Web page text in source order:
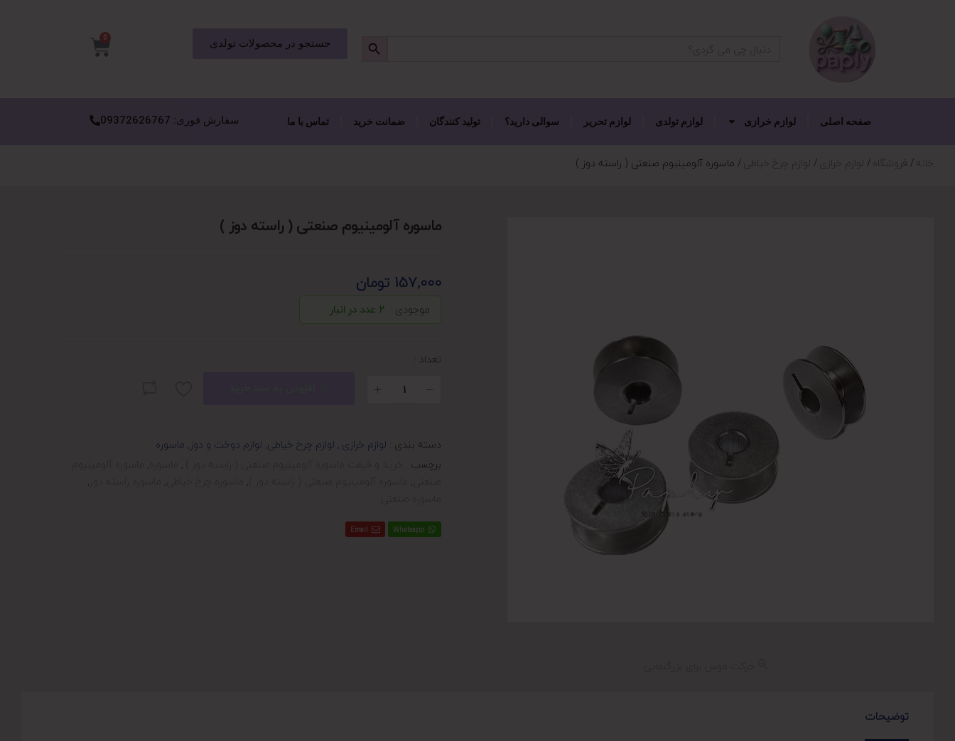
جستجو در محصولات تولدی 0
صفحه اصلی لوازم خرازی لوازم تولدی لوازم تحریر سوالی دارید؟ تولید کنندگان ضمانت خرید تماس با ما سفارش فوری: 09372626767
خانه فروشگاه لوازم خرازی لوازم چرخ خیاطی ماسوره آلومینیوم صنعتی ( راسته دوز )
ماسوره آلومینیوم صنعتی ( راسته دوز )
157,000 تومان
موجودی : 2 عدد در انبار
تعداد :
دسته بندی : لوازم خرازی , لوازم چرخ خیاطی, لوازم دوخت و دوز, ماسوره
برچسب :
,
,
,
,
,
,
Whatsapp
Email
توضیحات